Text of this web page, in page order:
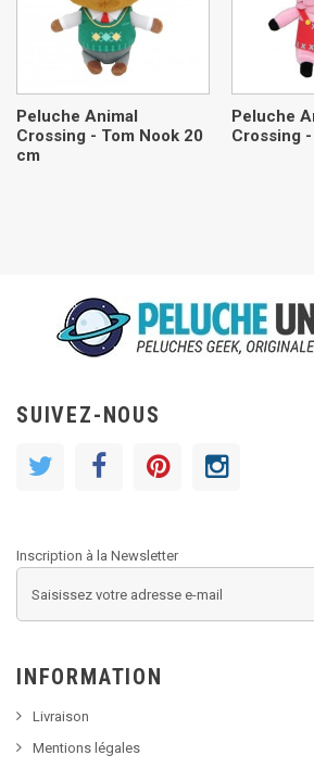
Peluche Animal
Crossing - Tom Nook 20
cm
Peluche
Crossing
SUIVEZ-NOUS
Inscription à la Newsletter
INFORMATION
Livraison
Mentions légales